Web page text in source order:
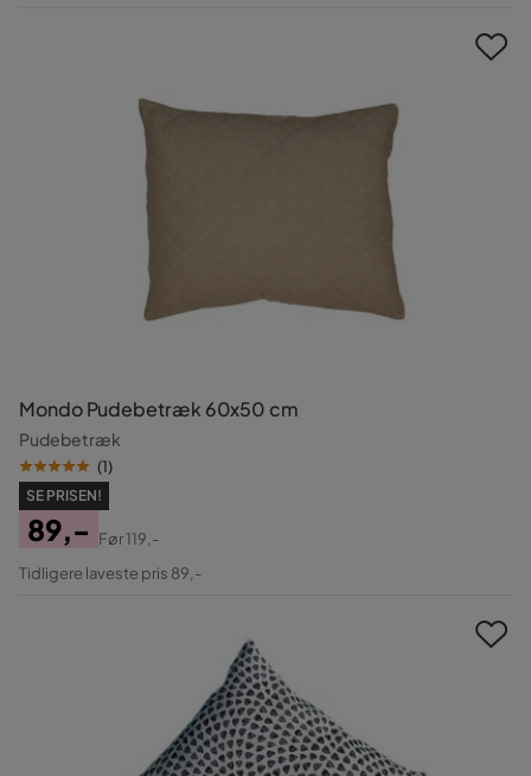
Mondo Pudebetræk 60x50 cm
Pudebetræk
(1)
SE PRISEN!
Pris
89,-
Original
Før119,-
Tidligere laveste pris 89,-